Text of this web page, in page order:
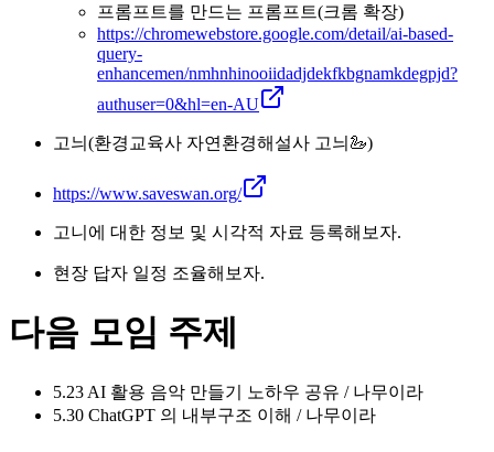
프롬프트를 만드는 프롬프트(크롬 확장)
https://chromewebstore.google.com/detail/ai-based-
query-
enhancemen/nmhnhinooiidadjdekfkbgnamkdegpjd?
authuser=0&hl=en-AU
고늬(환경교육사 자연환경해설사 고늬🦢)
https://www.saveswan.org/
고니에 대한 정보 및 시각적 자료 등록해보자.
현장 답자 일정 조율해보자.
다음 모임 주제
5.23 AI 활용 음악 만들기 노하우 공유 / 나무이라
5.30 ChatGPT 의 내부구조 이해 / 나무이라